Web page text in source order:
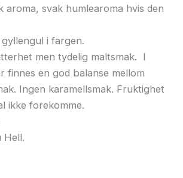
aroma, svak humlearoma hvis den
i fargen.
men tydelig maltsmak. I
finnes en god balanse mellom
Ingen karamellsmak. Fruktighet
ikke forekomme.
Hell.